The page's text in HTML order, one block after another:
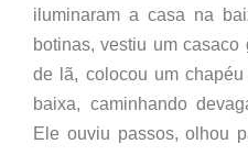
iluminaram a casa na
botinas, vestiu um
de lã, colocou um
baixa, caminhando
Ele ouviu passos, olhou